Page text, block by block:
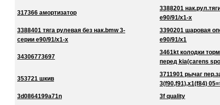
317366 амортизатор
3388201
e90/91/x1-x
3388401 тяга рулевая без нак.bmw 3-
серии e90/91/x1-x
3390201 шаровая
e90/91/x1
34306773697
3461kt колодки
перед kia(carens
353721 шкив
3711901 рычаг
3(f90,f91),x1(f84)
3d0864199a71n
3f quality